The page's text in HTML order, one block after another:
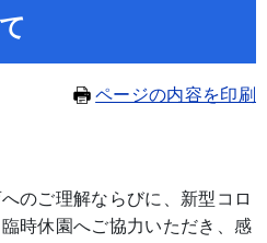
ページの内容を印刷
のご理解ならびに、新型コロ
時休園へご協力いただき、感